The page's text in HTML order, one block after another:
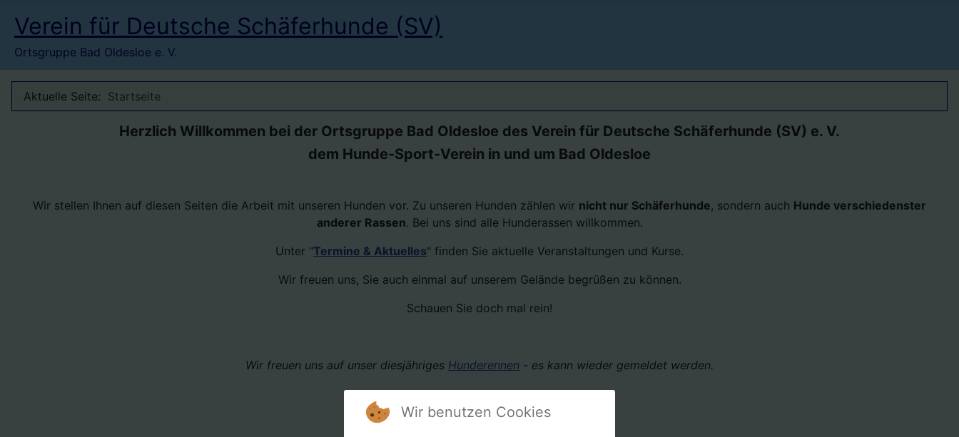
Verein für Deutsche Schäferhunde (SV)
Ortsgruppe Bad Oldesloe e. V.
Aktuelle Seite: Startseite
Herzlich Willkommen bei der Ortsgruppe Bad Oldesloe des Verein für Deutsche Schäferhunde (SV) e. V.
dem Hunde-Sport-Verein in und um Bad Oldesloe
Wir stellen Ihnen auf diesen Seiten die Arbeit mit unseren Hunden vor. Zu unseren Hunden zählen wir nicht nur Schäferhunde, sondern auch Hunde verschiedenster
anderer Rassen. Bei uns sind alle Hunderassen willkommen.
Unter "Termine & Aktuelles" finden Sie aktuelle Veranstaltungen und Kurse.
Wir freuen uns, Sie auch einmal auf unserem Gelände begrüßen zu können.
Schauen Sie doch mal rein!
Wir freuen uns auf unser diesjähriges Hunderennen - es kann wieder gemeldet werden.
Besuche uns auf Facebook
Wir benutzen Cookies